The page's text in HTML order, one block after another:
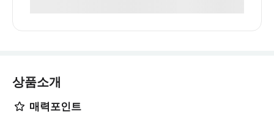
상품소개
매력포인트